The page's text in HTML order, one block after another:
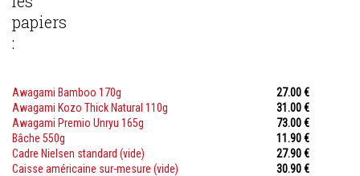
papiers
:
Awagami Bamboo 170g
27.00 €
Awagami Kozo Thick Natural 110g
31.00 €
Awagami Premio Unryu 165g
73.00 €
Bâche 550g
11.90 €
Cadre Nielsen standard (vide)
Caisse américaine sur-mesure (vide)
27.90 €
30.90 €